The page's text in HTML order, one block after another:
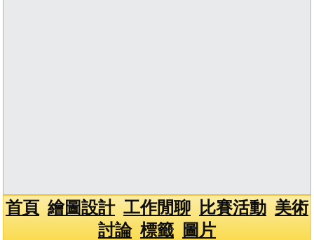
首頁 繪圖設計 工作閒聊 比賽活動 美術
討論 標籤 圖片